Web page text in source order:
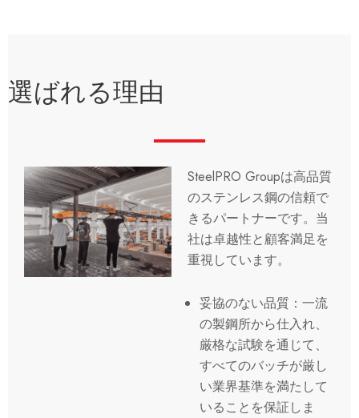
選ばれる理由
SteelPRO Groupは高品質
のステンレス鋼の信頼で
きるパートナーです。当
社は卓越性と顧客満足を
重視しています。
妥協のない品質：一流
の製鋼所から仕入れ、
厳格な試験を通じて、
すべてのバッチが厳し
い業界基準を満たして
いることを保証しま